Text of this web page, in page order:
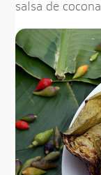
salsa de